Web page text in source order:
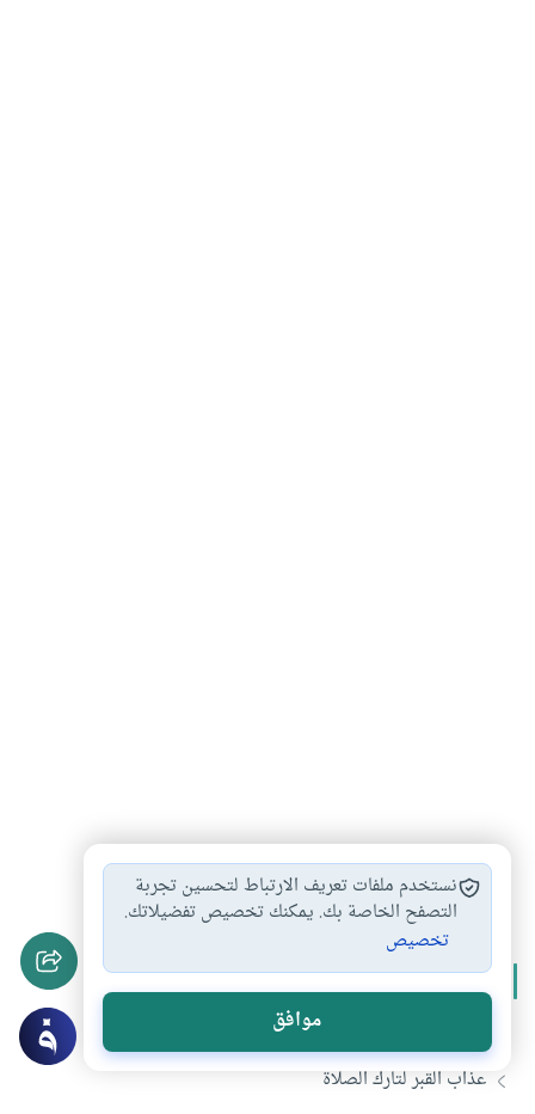
عذاب القبر ضمة القبر
المزيد من سلسلةعذاب القبر
كيف يكون عذاب القبر ونعيمه
عذاب القبر لتارك الصلاة
نستخدم ملفات تعريف الارتباط لتحسين تجربة
التصفح الخاصة بك. يمكنك تخصيص تفضيلاتك.
تخصيص
موافق